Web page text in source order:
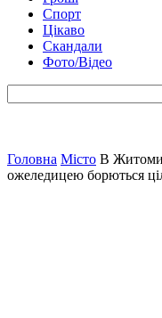
Спорт
Цікаво
Скандали
Фото/Відео
Головна Місто В
ожеледицею борються